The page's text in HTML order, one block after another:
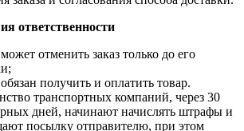
ответственности
отменить заказ только до его
получить и оплатить товар.
транспортных компаний, через 30
дней, начинают начислять штрафы и
посылку отправителю, при этом